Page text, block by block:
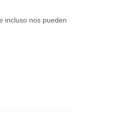
incluso nos pueden